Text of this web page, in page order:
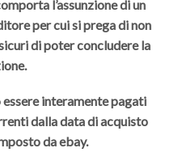
l’assunzione di un
per cui si prega di non
di poter concludere la
interamente pagati
dalla data di acquisto
da ebay.